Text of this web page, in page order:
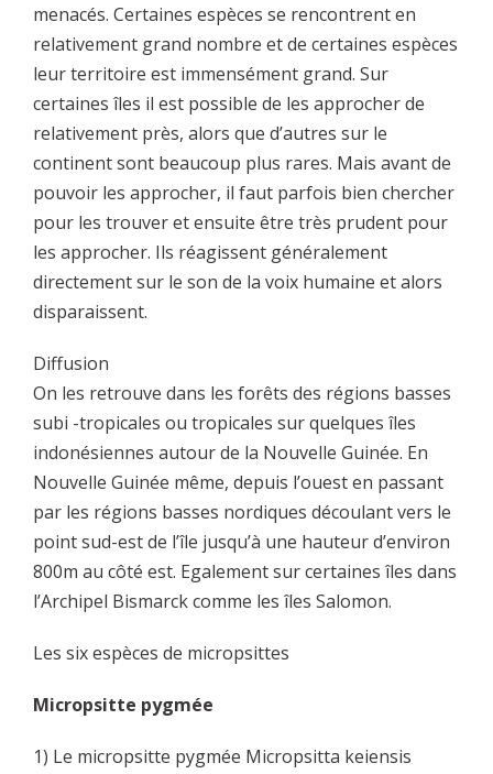
menacés. Certaines espèces se rencontrent en
relativement grand nombre et de certaines espèces
leur territoire est immensément grand. Sur
certaines îles il est possible de les approcher de
relativement près, alors que d’autres sur le
continent sont beaucoup plus rares. Mais avant de
pouvoir les approcher, il faut parfois bien chercher
pour les trouver et ensuite être très prudent pour
les approcher. Ils réagissent généralement
directement sur le son de la voix humaine et alors
disparaissent.
Diffusion
On les retrouve dans les forêts des régions basses
subi -tropicales ou tropicales sur quelques îles
indonésiennes autour de la Nouvelle Guinée. En
Nouvelle Guinée même, depuis l’ouest en passant
par les régions basses nordiques découlant vers le
point sud-est de l’île jusqu’à une hauteur d’environ
800m au côté est. Egalement sur certaines îles dans
l’Archipel Bismarck comme les îles Salomon.
Les six espèces de micropsittes
Micropsitte pygmée
1) Le micropsitte pygmée Micropsitta keiensis